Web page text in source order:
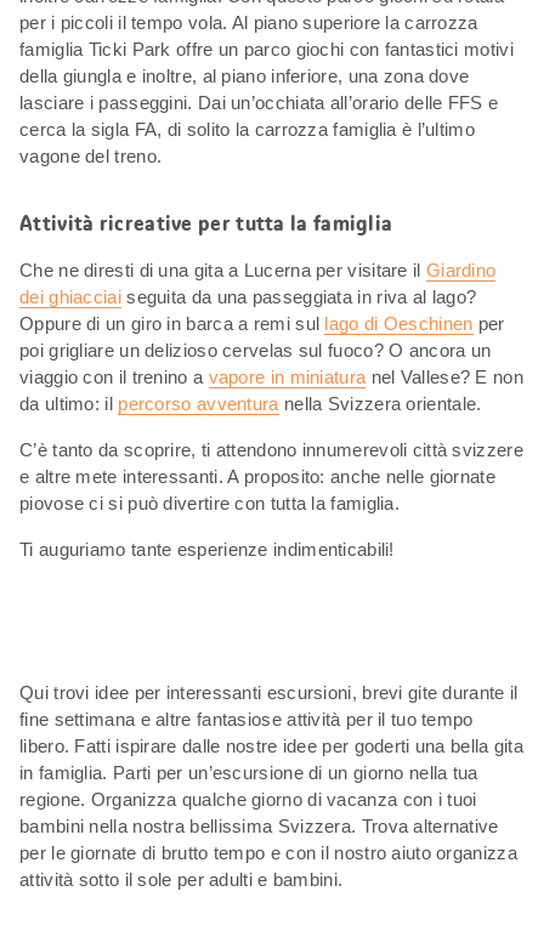
per i piccoli il tempo vola. Al piano superiore la carrozza
famiglia Ticki Park offre un parco giochi con fantastici motivi
della giungla e inoltre, al piano inferiore, una zona dove
lasciare i passeggini. Dai un’occhiata all’orario delle FFS e
cerca la sigla FA, di solito la carrozza famiglia è l’ultimo
vagone del treno.
Attività ricreative per tutta la famiglia
Che ne diresti di una gita a Lucerna per visitare il Giardino
dei ghiacciaiseguita da una passeggiata in riva al lago?
Oppure di un giro in barca a remi sul lago di Oeschinen per
poi grigliare un delizioso cervelas sul fuoco? O ancora un
viaggio con il trenino a vapore in miniatura nel Vallese? E non
da ultimo: il percorso avventura nella Svizzera orientale.
C’è tanto da scoprire, ti attendono innumerevoli città svizzere
e altre mete interessanti. A proposito: anche nelle giornate
piovose ci si può divertire con tutta la famiglia.
Ti auguriamo tante esperienze indimenticabili!
Qui trovi idee per interessanti escursioni, brevi gite durante il
fine settimana e altre fantasiose attività per il tuo tempo
libero. Fatti ispirare dalle nostre idee per goderti una bella gita
in famiglia. Parti per un’escursione di un giorno nella tua
regione. Organizza qualche giorno di vacanza con i tuoi
bambini nella nostra bellissima Svizzera. Trova alternative
per le giornate di brutto tempo e con il nostro aiuto organizza
attività sotto il sole per adulti e bambini.